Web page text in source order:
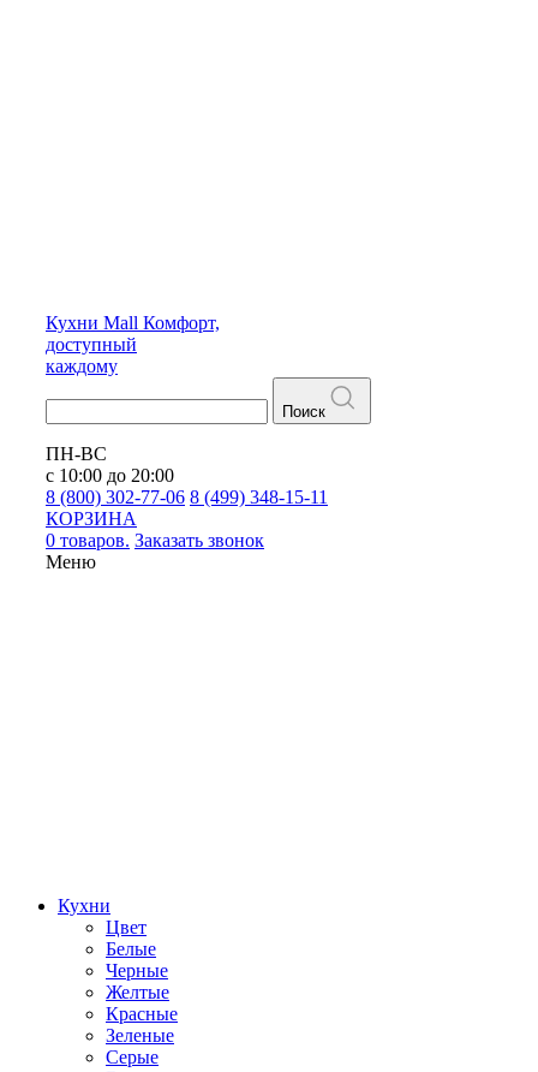
Кухни Mall Комфорт,
доступный
каждому
Поиск
ПН-ВС
с 10:00 до 20:00
8 (800) 302-77-06 8 (499) 348-15-11
КОРЗИНА
0 товаров. Заказать звонок
Меню
Кухни
Цвет
Белые
Черные
Желтые
Красные
Зеленые
Серые